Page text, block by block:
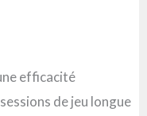
efficacité
de jeu longue